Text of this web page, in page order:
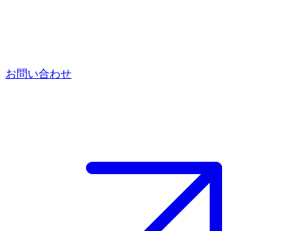
お問い合わせ